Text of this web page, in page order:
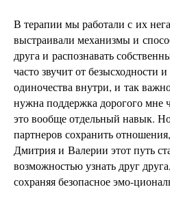
В терапии мы работали с их
выстраивали механизмы и
друга и распознавать
часто звучит от безысходности
одиночества внутри, и так
нужна поддержка дорогого
это вообще отдельный навык.
партнеров сохранить
Дмитрия и Валерии этот путь
возможностью узнать друг
сохраняя безопасное эмо-